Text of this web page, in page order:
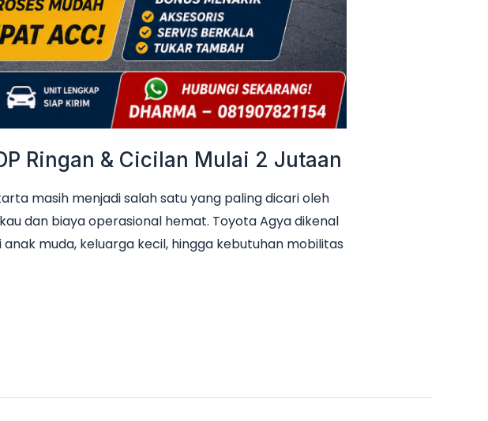
Ringan & Cicilan Mulai 2 Jutaan
masih menjadi salah satu yang paling dicari oleh
dan biaya operasional hemat. Toyota Agya dikenal
muda, keluarga kecil, hingga kebutuhan mobilitas